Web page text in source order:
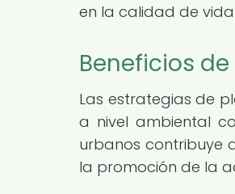
en la calidad de
Beneficios
Las estrategias de
a nivel ambiental
urbanos contribuye
la promoción de la